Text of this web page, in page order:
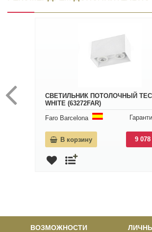
СВЕТИЛЬНИК ПОТОЛОЧНЫЙ
WHITE (63272FAR)
Faro Barcelona
9
В корзину
ВОЗМОЖНОСТИ